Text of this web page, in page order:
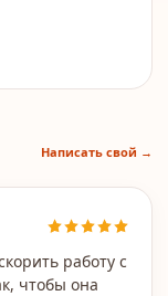
Написать свой →
работу с
чтобы она